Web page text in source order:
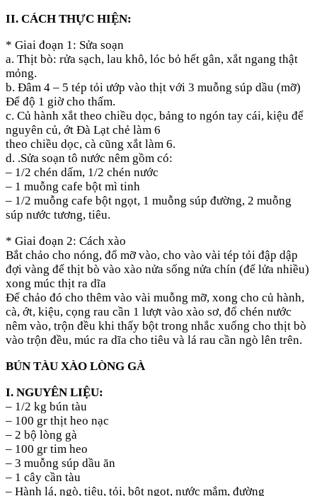
II. CÁCH THỰC HIỆN:
* Giai đoạn 1: Sửa soạn
a. Thịt bò: rửa sạch, lau khô, lóc bỏ hết gân, xắt ngang thật
mỏng.
b. Đâm 4 – 5 tép tỏi ướp vào thịt với 3 muỗng súp dầu (mỡ)
Để độ 1 giờ cho thấm.
c. Củ hành xắt theo chiều dọc, bảng to ngón tay cái, kiệu để
nguyên củ, ớt Đà Lạt chẻ làm 6
theo chiều dọc, cà cũng xắt làm 6.
d. .Sửa soạn tô nước nêm gồm có:
– 1/2 chén dấm, 1/2 chén nước
– 1 muỗng cafe bột mì tinh
– 1/2 muỗng cafe bột ngọt, 1 muỗng súp đường, 2 muỗng
súp nước tương, tiêu.
* Giai đoạn 2: Cách xào
Bắt chảo cho nóng, đổ mỡ vào, cho vào vài tép tỏi đập dập
đợi vàng để thịt bò vào xào nửa sống nửa chín (để lửa nhiều)
xong múc thịt ra dĩa
Để chảo đó cho thêm vào vài muỗng mỡ, xong cho củ hành,
cà, ớt, kiệu, cọng rau cần 1 lượt vào xào sơ, đổ chén nước
nêm vào, trộn đều khi thấy bột trong nhắc xuống cho thịt bò
vào trộn đều, múc ra dĩa cho tiêu và lá rau cần ngò lên trên.
BÚN TÀU XÀO LÒNG GÀ
I. NGUYÊN LIỆU:
– 1/2 kg bún tàu
– 100 gr thịt heo nạc
– 2 bộ lòng gà
– 100 gr tim heo
– 3 muỗng súp dầu ăn
– 1 cây cần tàu
– Hành lá, ngò, tiêu, tỏi, bột ngọt, nước mắm, đường